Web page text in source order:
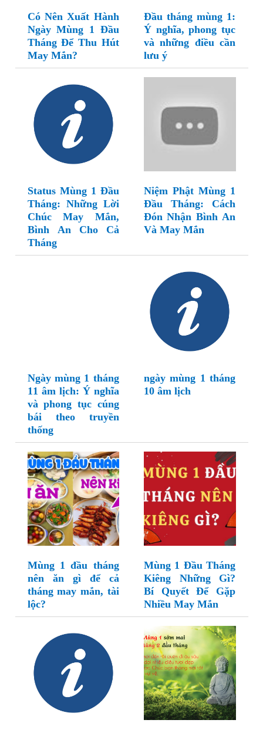
Có Nên Xuất Hành
Ngày Mùng 1 Đầu
Tháng Để Thu Hút
May Mắn?
Đầu tháng mùng 1:
Ý nghĩa, phong tục
và những điều cần
lưu ý
Status Mùng 1 Đầu
Tháng: Những Lời
Chúc May Mắn,
Bình An Cho Cả
Tháng
Niệm Phật Mùng 1
Đầu Tháng: Cách
Đón Nhận Bình An
Và May Mắn
Ngày mùng 1 tháng
11 âm lịch: Ý nghĩa
và phong tục cúng
bái theo truyền
thống
ngày mùng 1 tháng
10 âm lịch
Mùng 1 đầu tháng
nên ăn gì để cả
tháng may mắn, tài
lộc?
Mùng 1 Đầu Tháng
Kiêng Những Gì?
Bí Quyết Để Gặp
Nhiều May Mắn